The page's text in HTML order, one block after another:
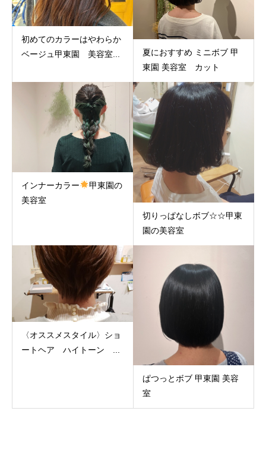
初めてのカラーはやわらか
ベージュ甲東園 美容室...
夏におすすめ ミニボブ 甲
東園 美容室 カット
インナーカラー
甲東園の
美容室
切りっぱなしボブ☆☆甲東
園の美容室
〈オススメスタイル〉ショ
ートヘア ハイトーン ...
ぱつっとボブ 甲東園 美容
室